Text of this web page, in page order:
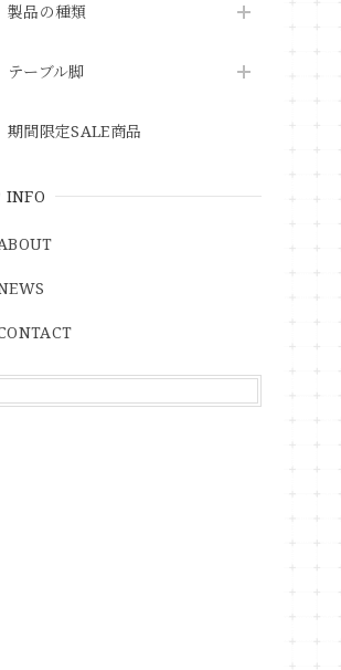
製品の種類
テーブル脚
期間限定SALE商品
INFO